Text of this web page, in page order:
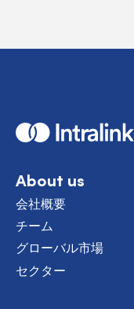
H
o
About us
会社概要
チーム
グローバル市場
セクター